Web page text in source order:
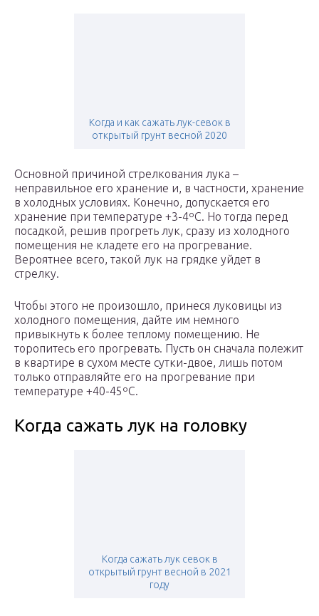
Когда и как сажать лук-севок в
открытый грунт весной 2020
Основной причиной стрелкования лука –
неправильное его хранение и, в частности, хранение
в холодных условиях. Конечно, допускается его
хранение при температуре +3-4ºС. Но тогда перед
посадкой, решив прогреть лук, сразу из холодного
помещения не кладете его на прогревание.
Вероятнее всего, такой лук на грядке уйдет в
стрелку.
Чтобы этого не произошло, принеся луковицы из
холодного помещения, дайте им немного
привыкнуть к более теплому помещению. Не
торопитесь его прогревать. Пусть он сначала полежит
в квартире в сухом месте сутки-двое, лишь потом
только отправляйте его на прогревание при
температуре +40-45ºС.
Когда сажать лук на головку
Когда сажать лук севок в
открытый грунт весной в 2021
году